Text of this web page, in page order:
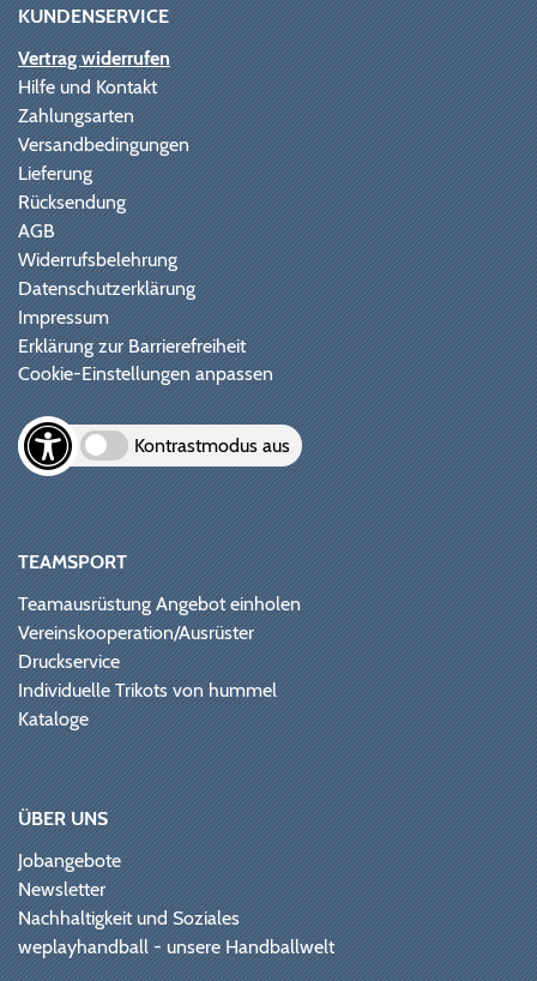
KUNDENSERVICE
Vertrag widerrufen
Hilfe und Kontakt
Zahlungsarten
Versandbedingungen
Lieferung
Rücksendung
AGB
Widerrufsbelehrung
Datenschutzerklärung
Impressum
Erklärung zur Barrierefreiheit
Cookie-Einstellungen anpassen
Kontrastmodus aus
TEAMSPORT
Teamausrüstung Angebot einholen
Vereinskooperation/Ausrüster
Druckservice
Individuelle Trikots von hummel
Kataloge
ÜBER UNS
Jobangebote
Newsletter
Nachhaltigkeit und Soziales
weplayhandball - unsere Handballwelt